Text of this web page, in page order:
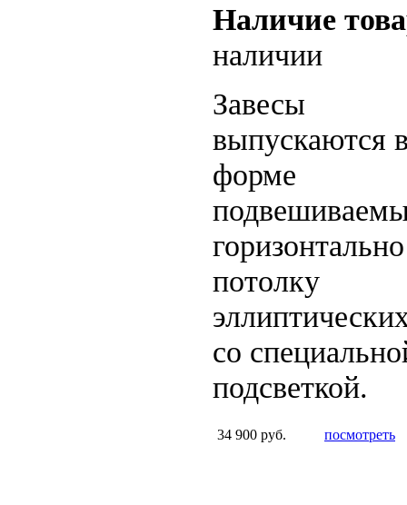
Наличие
наличии
Завесы
выпускаются
форме
потолку
со
подсветкой.
34 900 руб. посмотреть